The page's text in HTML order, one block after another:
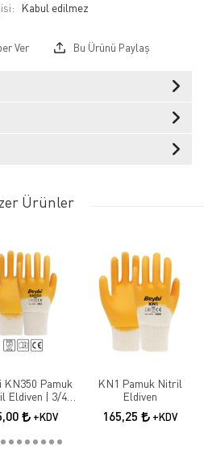
Ver Bu Ürünü Paylaş
Ürünler
KN350 Pamuk
Eldiven | 3/4
Kaplama İş
Eldiveni+KDV
KN1 Pamuk Nitril
Eldiven
165,25 +KDV